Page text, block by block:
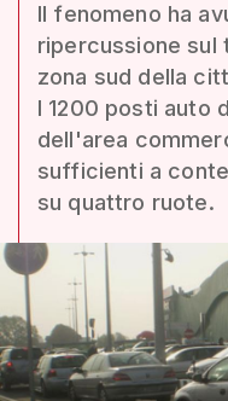
Il fenomeno ha
ripercussione sul
zona sud della
I 1200 posti auto
dell'area
sufficienti a
su quattro ruote.